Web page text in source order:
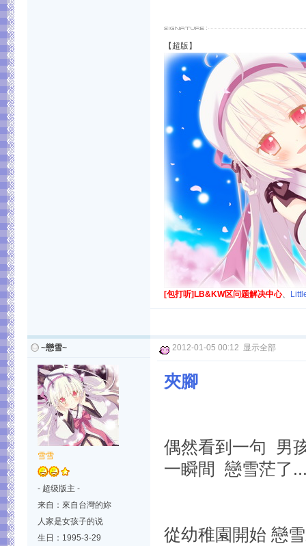
【超版】
[包打听]LB&KW区问题解决中心、
~戀雪~
雪雪
- 超级版主 -
来自：來自台灣的妳
人家是女孩子的说
生日：1995-3-29
2012-01-05 00:12 显示全部
夾腳
偶然看到一句 男
一瞬間 戀雪茫了
從幼稚園開始 戀